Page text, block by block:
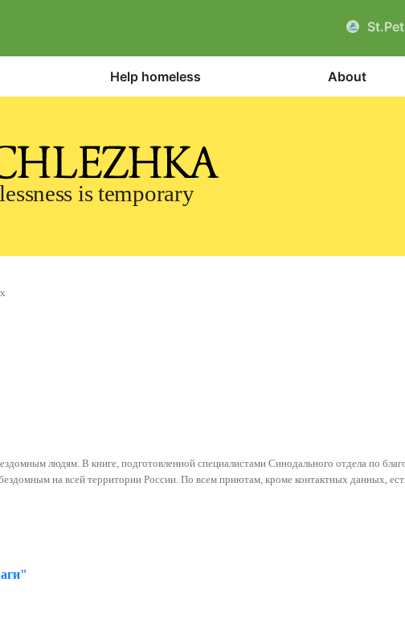
Help homeless About
is temporary
людям. В книге, подготовленной специалистами Синодального отдела по
на всей территории России. По всем приютам, кроме контактных данных,